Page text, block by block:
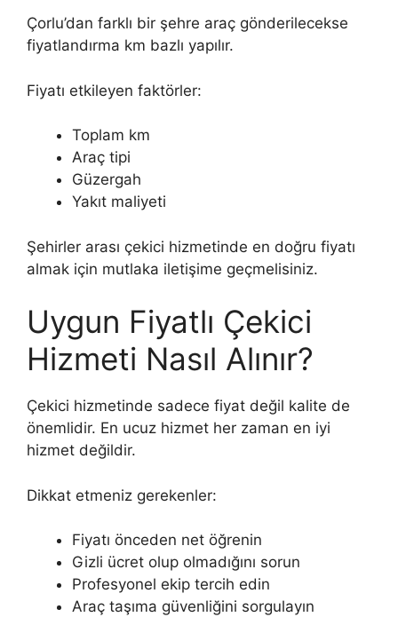
Çorlu’dan farklı bir şehre araç gönderilecekse
fiyatlandırma km bazlı yapılır.
Fiyatı etkileyen faktörler:
Toplam km
Araç tipi
Güzergah
Yakıt maliyeti
Şehirler arası çekici hizmetinde en doğru fiyatı
almak için mutlaka iletişime geçmelisiniz.
Uygun Fiyatlı Çekici
Hizmeti Nasıl Alınır?
Çekici hizmetinde sadece fiyat değil kalite de
önemlidir. En ucuz hizmet her zaman en iyi
hizmet değildir.
Dikkat etmeniz gerekenler:
Fiyatı önceden net öğrenin
Gizli ücret olup olmadığını sorun
Profesyonel ekip tercih edin
Araç taşıma güvenliğini sorgulayın